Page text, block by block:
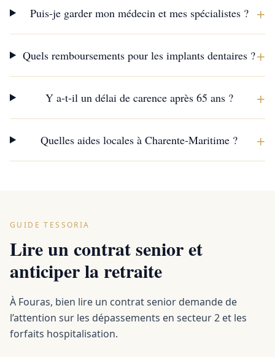
Puis-je garder mon médecin et mes spécialistes ? +
Quels remboursements pour les implants dentaires ?+
Y a-t-il un délai de carence après 65 ans ? +
Quelles aides locales à Charente-Maritime ? +
GUIDE TESSORIA
Lire un contrat senior et
anticiper la retraite
À Fouras, bien lire un contrat senior demande de
l’attention sur les dépassements en secteur 2 et les
forfaits hospitalisation.